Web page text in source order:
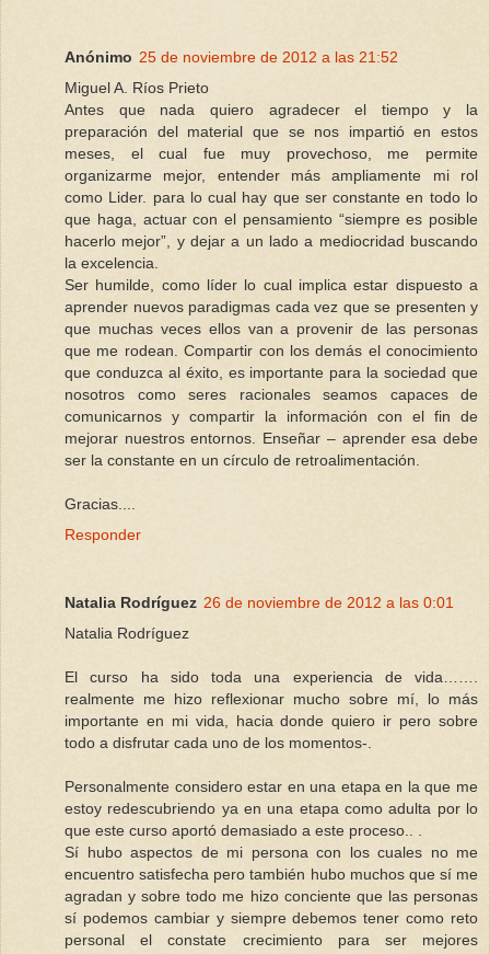
Anónimo 25 de noviembre de 2012 a las 21:52
Miguel A. Ríos Prieto
Antes que nada quiero agradecer el tiempo y la
preparación del material que se nos impartió en estos
meses, el cual fue muy provechoso, me permite
organizarme mejor, entender más ampliamente mi rol
como Lider. para lo cual hay que ser constante en todo lo
que haga, actuar con el pensamiento “siempre es posible
hacerlo mejor”, y dejar a un lado a mediocridad buscando
la excelencia.
Ser humilde, como líder lo cual implica estar dispuesto a
aprender nuevos paradigmas cada vez que se presenten y
que muchas veces ellos van a provenir de las personas
que me rodean. Compartir con los demás el conocimiento
que conduzca al éxito, es importante para la sociedad que
nosotros como seres racionales seamos capaces de
comunicarnos y compartir la información con el fin de
mejorar nuestros entornos. Enseñar – aprender esa debe
ser la constante en un círculo de retroalimentación.
Gracias....
Responder
Natalia Rodríguez 26 de noviembre de 2012 a las 0:01
Natalia Rodríguez
El curso ha sido toda una experiencia de vida…….
realmente me hizo reflexionar mucho sobre mí, lo más
importante en mi vida, hacia donde quiero ir pero sobre
todo a disfrutar cada uno de los momentos-.
Personalmente considero estar en una etapa en la que me
estoy redescubriendo ya en una etapa como adulta por lo
que este curso aportó demasiado a este proceso.. .
Sí hubo aspectos de mi persona con los cuales no me
encuentro satisfecha pero también hubo muchos que sí me
agradan y sobre todo me hizo conciente que las personas
sí podemos cambiar y siempre debemos tener como reto
personal el constate crecimiento para ser mejores